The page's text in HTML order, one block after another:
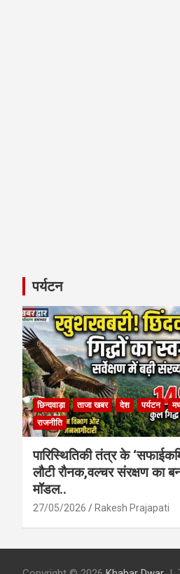
पर्यटन
छिन्दवाड़ा ताजा खबर देश पर्यटन
राजनीति
पारिस्थितिकी तंत्र के
लौटी रौनक,वल्चर संरक्षण का
मॉडल..
27/05/2026 Rakesh Prajapati